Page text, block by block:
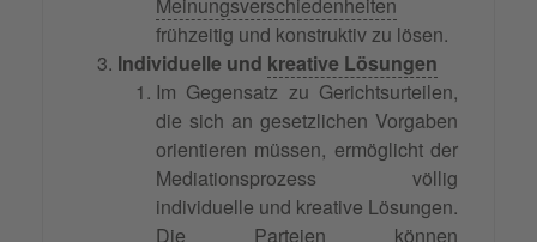
Meinungsverschiedenheiten
frühzeitig und konstruktiv zu lösen.
Individuelle und kreative Lösungen
Im Gegensatz zu Gerichtsurteilen,
die sich an gesetzlichen Vorgaben
orientieren müssen, ermöglicht der
Mediationsprozess völlig
individuelle und kreative Lösungen.
Die Parteien können